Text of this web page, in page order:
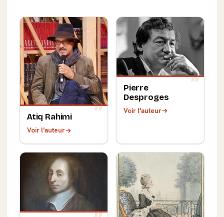
Atiq Rahimi
Voir l'auteur
Pierre
Desproges
Voir l'auteur